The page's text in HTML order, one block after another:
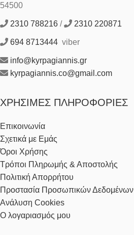
54500
2310 788216 / 2310 220871
694 8713444 viber
info@kyrpagiannis.gr
kyrpagiannis.co@gmail.com
ΧΡΉΣΙΜΕΣ ΠΛΗΡΟΦΟΡΊΕΣ
Επικοινωνία
Σχετικά με Εμάς
Όροι Χρήσης
Τρόποι Πληρωμής & Αποστολής
Πολιτική Απορρήτου
Προστασία Προσωπικών Δεδομένων
Ανάλυση Cookies
Ο λογαριασμός μου